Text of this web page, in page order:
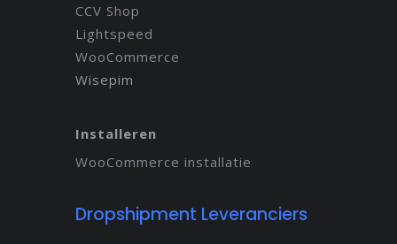
CCV Shop
Lightspeed
WooCommerce
Wisepim
Installeren
WooCommerce installatie
Dropshipment Leveranciers